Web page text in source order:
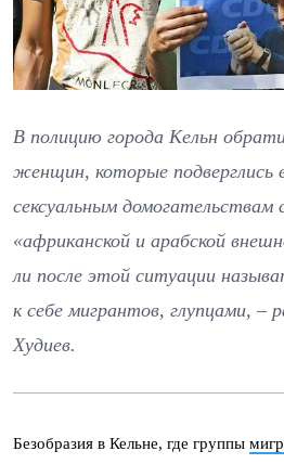
В полицию города Кельн
женщин, которые подверглись
сексуальным
«африканской и арабской
ли после этой ситуации
к себе мигрантов, глупцами, –
Худиев.
Безобразия в Кельне, где группы